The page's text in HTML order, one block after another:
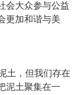
会大众参与公益
更加和谐与美
土，但我们存在
泥土聚集在一